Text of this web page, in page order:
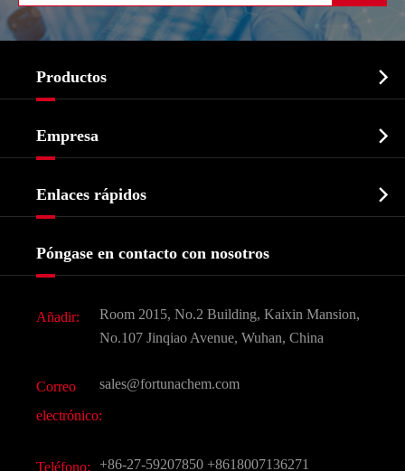
Productos 
Bioquímico
Agroquímicos e intermedios
Ingredientes Cosméticos
Sabores y fragancias
CAS químico
Todos los productos químicos finos
Empresa 
Historia de la empresa
Enlaces rápidos 
Preguntas frecuentes (FAQ)
Póngase en contacto con nosotros
Añadir:
Room 2015, No.2 Building, Kaixin Mansion,
No.107 Jinqiao Avenue, Wuhan, China
Correo
electrónico:
sales@fortunachem.com
Teléfono: +86-27-59207850 +8618007136271